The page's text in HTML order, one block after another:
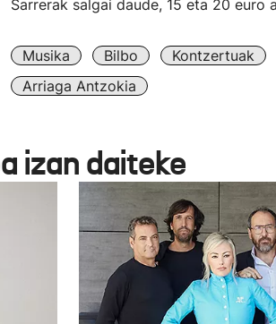
Sarrerak salgai daude, 15 eta 20 euro
Musika Bilbo Kontzertuak
Arriaga Antzokia
izan daiteke